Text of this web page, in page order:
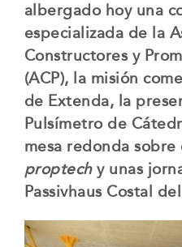
albergado hoy una
especializada de la
Constructores y
(ACP), la misión
de Extenda, la
Pulsímetro de
mesa redonda
proptechy unas
Passivhaus Costal del